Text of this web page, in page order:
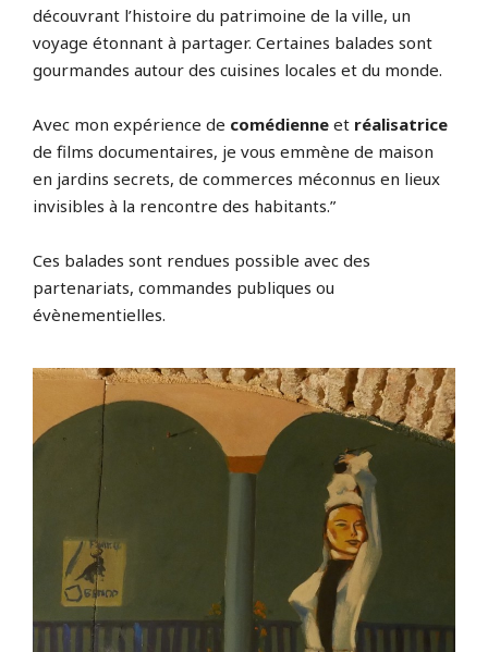
découvrant l’histoire du patrimoine de la ville, un
voyage étonnant à partager. Certaines balades sont
gourmandes autour des cuisines locales et du monde.
Avec mon expérience de comédienne et réalisatrice
de films documentaires, je vous emmène de maison
en jardins secrets, de commerces méconnus en lieux
invisibles à la rencontre des habitants.”
Ces balades sont rendues possible avec des
partenariats, commandes publiques ou
évènementielles.